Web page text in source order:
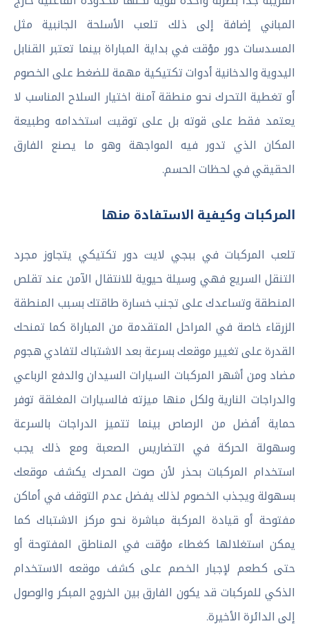
المباني إضافة إلى ذلك تلعب الأسلحة الجانبية مثل
المسدسات دور مؤقت في بداية المباراة بينما تعتبر القنابل
اليدوية والدخانية أدوات تكتيكية مهمة للضغط على الخصوم
أو تغطية التحرك نحو منطقة آمنة اختيار السلاح المناسب لا
يعتمد فقط على قوته بل على توقيت استخدامه وطبيعة
المكان الذي تدور فيه المواجهة وهو ما يصنع الفارق
الحقيقي في لحظات الحسم.
المركبات وكيفية الاستفادة منها
تلعب المركبات في ببجي لايت دور تكتيكي يتجاوز مجرد
التنقل السريع فهي وسيلة حيوية للانتقال الآمن عند تقلص
المنطقة وتساعدك على تجنب خسارة طاقتك بسبب المنطقة
الزرقاء خاصة في المراحل المتقدمة من المباراة كما تمنحك
القدرة على تغيير موقعك بسرعة بعد الاشتباك لتفادي هجوم
مضاد ومن أشهر المركبات السيارات السيدان والدفع الرباعي
والدراجات النارية ولكل منها ميزته فالسيارات المغلقة توفر
حماية أفضل من الرصاص بينما تتميز الدراجات بالسرعة
وسهولة الحركة في التضاريس الصعبة ومع ذلك يجب
استخدام المركبات بحذر لأن صوت المحرك يكشف موقعك
بسهولة ويجذب الخصوم لذلك يفضل عدم التوقف في أماكن
مفتوحة أو قيادة المركبة مباشرة نحو مركز الاشتباك كما
يمكن استغلالها كغطاء مؤقت في المناطق المفتوحة أو
حتى كطعم لإجبار الخصم على كشف موقعه الاستخدام
الذكي للمركبات قد يكون الفارق بين الخروج المبكر والوصول
إلى الدائرة الأخيرة.